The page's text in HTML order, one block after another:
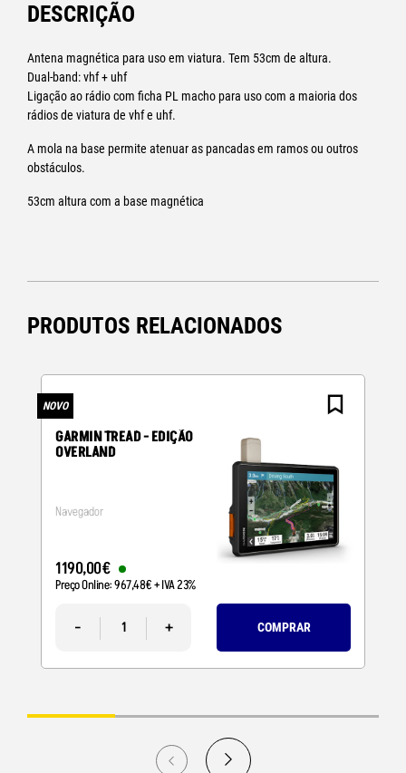
DESCRIÇÃO
Antena magnética para uso em viatura. Tem 53cm de altura.
Dual-band: vhf + uhf
Ligação ao rádio com ficha PL macho para uso com a maioria dos
rádios de viatura de vhf e uhf.
A mola na base permite atenuar as pancadas em ramos ou outros
obstáculos.
53cm altura com a base magnética
PRODUTOS RELACIONADOS
NOVO
GARMIN TREAD - EDIÇÃO
OVERLAND
Navegador
1190,00€
Preço Online:967,48€+ IVA 23%
- + COMPRAR